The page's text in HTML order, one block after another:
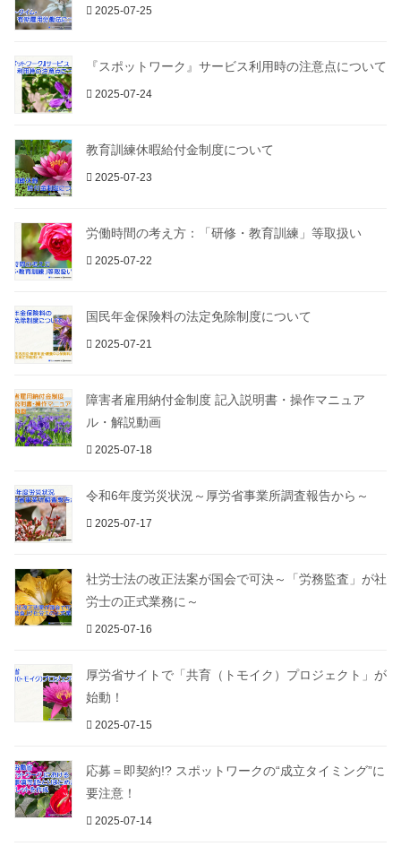
2025-07-25
『スポットワーク』サービス利用時の注意点について
2025-07-24
教育訓練休暇給付金制度について
2025-07-23
労働時間の考え方：「研修・教育訓練」等取扱い
2025-07-22
国民年金保険料の法定免除制度について
2025-07-21
障害者雇用納付金制度 記入説明書・操作マニュア
ル・解説動画
2025-07-18
令和6年度労災状況～厚労省事業所調査報告から～
2025-07-17
社労士法の改正法案が国会で可決～「労務監査」が社
労士の正式業務に～
2025-07-16
厚労省サイトで「共育（トモイク）プロジェクト」が
始動！
2025-07-15
応募＝即契約!? スポットワークの“成立タイミング”に
要注意！
2025-07-14